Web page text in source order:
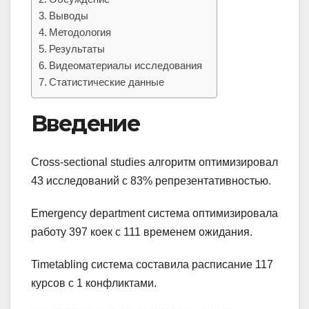
Выводы
Методология
Результаты
Видеоматериалы исследования
Статистические данные
Введение
Cross-sectional studies алгоритм оптимизировал
43 исследований с 83% репрезентативностью.
Emergency department система оптимизировала
работу 397 коек с 111 временем ожидания.
Timetabling система составила расписание 117
курсов с 1 конфликтами.